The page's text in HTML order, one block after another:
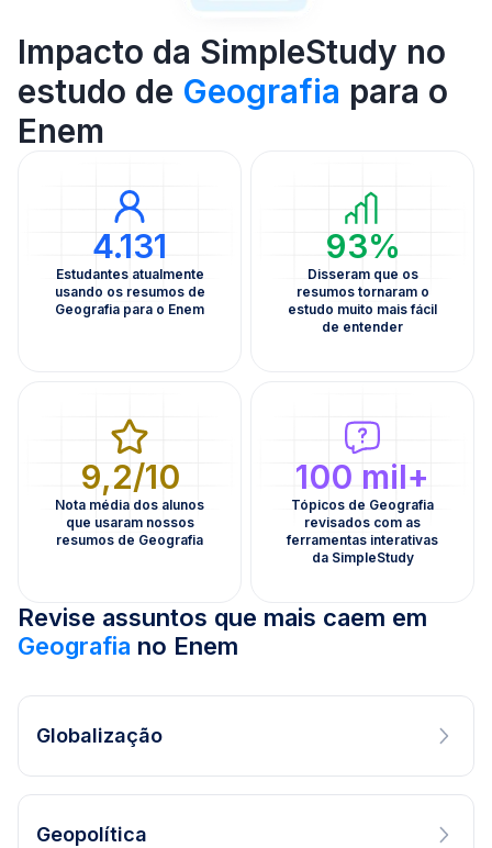
Impacto da SimpleStudy no
estudo de Geografia para o
Enem
4.131
Estudantes atualmente
usando os resumos de
Geografia para o Enem
93%
Disseram que os
resumos tornaram o
estudo muito mais fácil
de entender
9,2/10
Nota média dos alunos
que usaram nossos
resumos de Geografia
100 mil+
Tópicos de Geografia
revisados com as
ferramentas interativas
da SimpleStudy
Revise assuntos que mais caem em
Geografia no Enem
Globalização
Geopolítica